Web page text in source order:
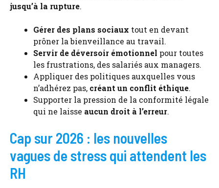
jusqu’à la rupture.
Gérer des plans sociaux tout en devant
prôner la bienveillance au travail.
Servir de déversoir émotionnel pour toutes
les frustrations, des salariés aux managers.
Appliquer des politiques auxquelles vous
n’adhérez pas, créant un conflit éthique.
Supporter la pression de la conformité légale
qui ne laisse aucun droit à l’erreur.
Cap sur 2026 : les nouvelles
vagues de stress qui attendent les
RH